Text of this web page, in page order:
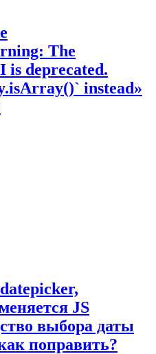
The
deprecated.
instead»
JS
выбора даты
поправить?